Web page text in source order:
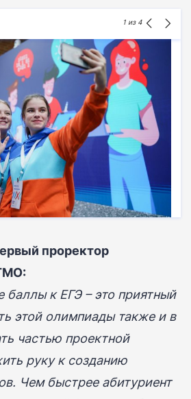
1 из 4
проректор
баллы к ЕГЭ – это приятный
этой олимпиады также и в
частью проектной
руку к созданию
Чем быстрее абитуриент